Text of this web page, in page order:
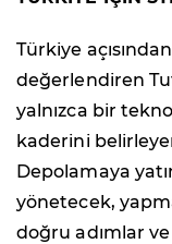
Türkiye
değerlendiren
yalnızca bir
kaderini
Depolamaya
yönetecek,
doğru adımlar